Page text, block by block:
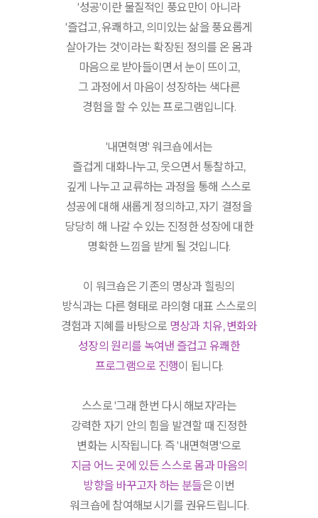
'성공'이란 물질적인 풍요만이 아니라
'즐겁고, 유쾌하고, 의미있는 삶을 풍요롭게
살아가는 것'이라는 확장된 정의를 온 몸과
마음으로 받아들이면서 눈이 뜨이고,
그 과정에서 마음이 성장하는 색다른
경험을 할 수 있는 프로그램입니다.
'내면혁명' 워크숍에서는
즐겁게 대화나누고, 웃으면서 통찰하고,
깊게 나누고 교류하는 과정을 통해 스스로
성공에 대해 새롭게 정의하고, 자기 결정을
당당히 해 나갈 수 있는 진정한 성장에 대한
명확한 느낌을 받게 될 것입니다.
이 워크숍은 기존의 명상과 힐링의
방식과는 다른 형태로 라의형 대표 스스로의
경험과 지혜를 바탕으로 명상과 치유, 변화와
성장의 원리를 녹여낸 즐겁고 유쾌한
프로그램으로 진행이 됩니다.
스스로 '그래 한번 다시 해보자'라는
강력한 자기 안의 힘을 발견할 때 진정한
변화는 시작됩니다. 즉 '내면혁명'으로
지금 어느 곳에 있든 스스로 몸과 마음의
방향을 바꾸고자 하는 분들은 이번
워크숍에 참여해보시기를 권유드립니다.